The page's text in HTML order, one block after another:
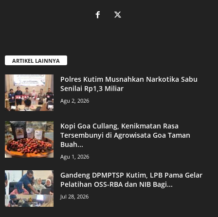
ARTIKEL LAINNYA
Polres Kutim Musnahkan Narkotika Sabu
Senilai Rp1,3 Miliar
Agu 2, 2026
Kopi Goa Cullang, Kenikmatan Rasa
Tersembunyi di Agrowisata Goa Taman
Buah...
Agu 1, 2026
Gandeng DPMPTSP Kutim, LPB Pama Gelar
Pelatihan OSS-RBA dan NIB Bagi...
Jul 28, 2026